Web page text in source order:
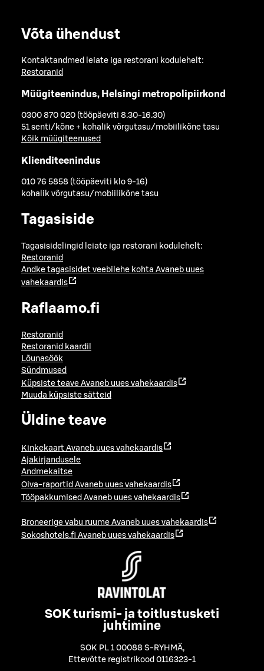
Võta ühendust
Kontaktandmed leiate iga restorani kodulehelt:
Restoranid
Müügiteenindus, Helsingi metropolipiirkond
0300 870 020 (tööpäeviti 8.30-16.30)
51 senti/kõne + kohalik võrgutasu/mobiilikõne tasu
Kõik müügiteenused
Klienditeenindus
010 76 5858 (tööpäeviti klo 9-16)
kohalik võrgutasu/mobiilikõne tasu
Tagasiside
Tagasisidelingid leiate iga restorani kodulehelt:
Restoranid
Andke tagasisidet veebilehe kohta Avaneb uues
vahekaardis
Raflaamo.fi
Restoranid
Restoranid kaardil
Lõunasöök
Sündmused
Küpsiste teave Avaneb uues vahekaardis
Muuda küpsiste sätteid
Üldine teave
Kinkekaart Avaneb uues vahekaardis
Ajakirjandusele
Andmekaitse
Oiva-raportid Avaneb uues vahekaardis
Tööpakkumised Avaneb uues vahekaardis
Broneerige vabu ruume Avaneb uues vahekaardis
Sokoshotels.fi Avaneb uues vahekaardis
SOK turismi- ja toitlustusketi
juhtimine
SOK PL 1 00088 S-RYHMÄ,
Ettevõtte registrikood 0116323-1